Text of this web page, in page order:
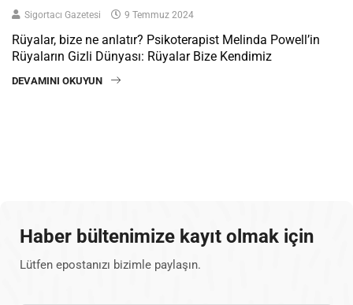
Sigortacı Gazetesi 9 Temmuz 2024
Rüyalar, bize ne anlatır? Psikoterapist Melinda Powell’in
Rüyaların Gizli Dünyası: Rüyalar Bize Kendimiz
DEVAMINI OKUYUN
Haber bültenimize kayıt olmak için
Lütfen epostanızı bizimle paylaşın.